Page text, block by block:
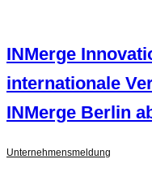
INMerge
internationale
INMerge Berlin
Unternehmensmeldung